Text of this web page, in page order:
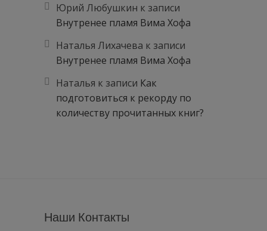
Юрий Любушкин к записи
Внутренее пламя Вима Хофа
Наталья Лихачева к записи
Внутренее пламя Вима Хофа
Наталья к записи Как
подготовиться к рекорду по
количеству прочитанных книг?
Наши Контакты